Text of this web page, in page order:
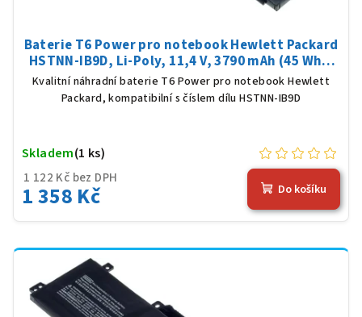
Baterie T6 Power pro notebook Hewlett Packard
HSTNN-IB9D, Li-Poly, 11,4 V, 3790 mAh (45 Wh),
černá
Kvalitní náhradní baterie T6 Power pro notebook Hewlett
Packard, kompatibilní s číslem dílu HSTNN-IB9D
1 122 Kč bez DPH
1 358 Kč
Skladem(1 ks)
Do košíku